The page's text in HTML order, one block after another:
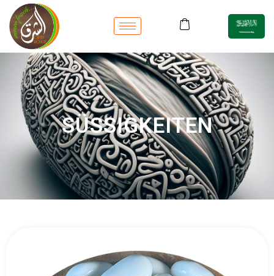
SÜSSIGKEITEN